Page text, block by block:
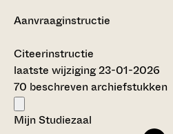
Aanvraaginstructie
Citeerinstructie
laatste wijziging 23-01-2026
70 beschreven archiefstukken
Mijn Studiezaal